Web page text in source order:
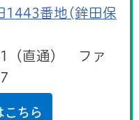
1443番地(鉾田保
（直通） ファ
こちら